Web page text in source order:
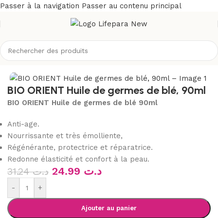
Passer à la navigation Passer au contenu principal
/Boutique/Bio & naturel/Aromathérapie/huiles végétales
BIO ORIENT Huile de germes de blé, 90ml
BIO ORIENT Huile de germes de blé 90ml
Anti-age.
Nourrissante et très émolliente,
Régénérante, protectrice et réparatrice.
Redonne élasticité et confort à la peau.
د.ت31.24 د.ت
- +
Ajouter au panier